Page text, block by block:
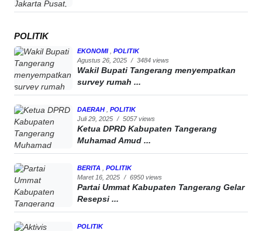
POLITIK
EKONOMI
POLITIK
Agustus 26, 2025 / 3484 views
Wakil Bupati Tangerang menyempatkan
survey rumah ...
DAERAH
POLITIK
Juli 29, 2025 / 5057 views
Ketua DPRD Kabupaten Tangerang
Muhamad Amud ...
BERITA
POLITIK
Maret 16, 2025 / 6950 views
Partai Ummat Kabupaten Tangerang Gelar
Resepsi ...
POLITIK